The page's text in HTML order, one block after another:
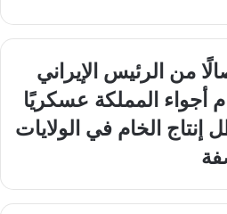
من الرئيس الإيراني
أجواء المملكة عسكريًا
إنتاج الخام في الولايات